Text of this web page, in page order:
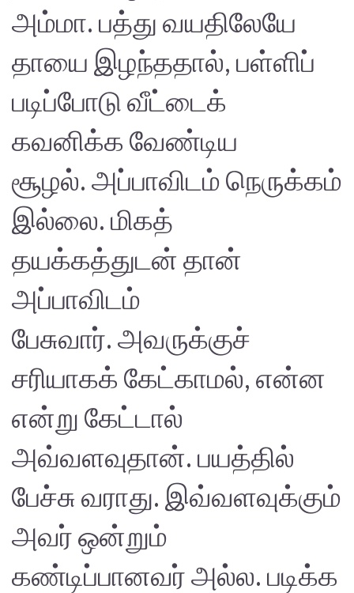
அம்மா. பத்து வயதிலேயே
தாயை இழந்ததால், பள்ளிப்
படிப்போடு வீட்டைக்
கவனிக்க வேண்டிய
சூழல். அப்பாவிடம் நெருக்கம்
இல்லை. மிகத்
தயக்கத்துடன் தான்
அப்பாவிடம்
பேசுவார். அவருக்குச்
சரியாகக் கேட்காமல், என்ன
என்று கேட்டால்
அவ்வளவுதான். பயத்தில்
பேச்சு வராது. இவ்வளவுக்கும்
அவர் ஒன்றும்
கண்டிப்பானவர் அல்ல. படிக்க